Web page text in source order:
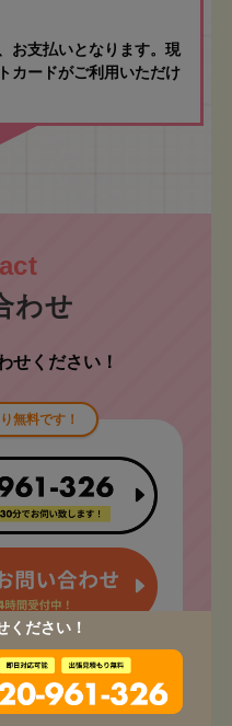
ください！
お支払いとなります。現
カードがご利用いただけ
わせ
せください！
無料です！